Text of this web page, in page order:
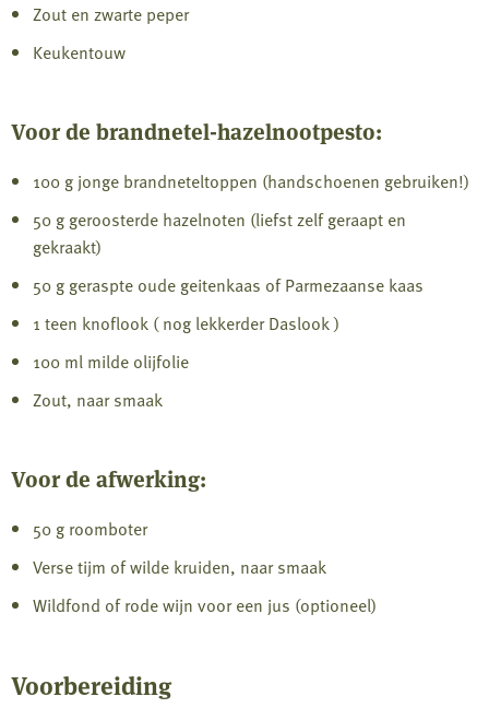
Zout en zwarte peper
Keukentouw
Voor de brandnetel-hazelnootpesto:
100 g jonge brandneteltoppen (handschoenen gebruiken!)
50 g geroosterde hazelnoten (liefst zelf geraapt en
gekraakt)
50 g geraspte oude geitenkaas of Parmezaanse kaas
1 teen knoflook ( nog lekkerder Daslook )
100 ml milde olijfolie
Zout, naar smaak
Voor de afwerking:
50 g roomboter
Verse tijm of wilde kruiden, naar smaak
Wildfond of rode wijn voor een jus (optioneel)
Voorbereiding